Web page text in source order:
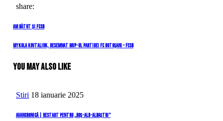
share:
Navigare
în
Previous
Am bătut și FCSB
Next
Mykola Kovtaliuk, desemnat MVP-ul partidei FC Botoșani – FCSB
You May Also Like
Stiri 18 ianuarie 2025
Avancronică | Restart pentru „roș-alb-albaștri”